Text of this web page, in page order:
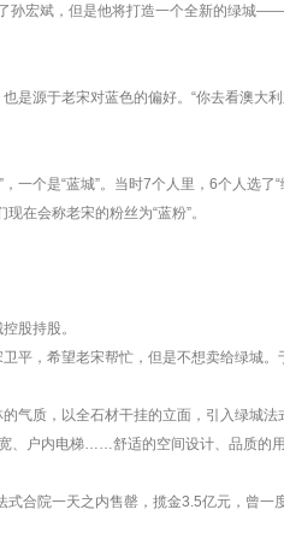
孙宏斌，但是他将打造一个全新的绿城
源于老宋对蓝色的偏好。“你去看澳大
个是“蓝城”。当时7个人里，6个人选了
在会称老宋的粉丝为“蓝粉”。
股持股。
平，希望老宋帮忙，但是不想卖给绿城
气质，以全石材干挂的立面，引入绿城
、户内电梯……舒适的空间设计、品质的
合院一天之内售罄，揽金3.5亿元，曾一